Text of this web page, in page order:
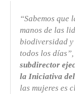
“Sabemos que
manos de las
biodiversidad
todos los
subdirector
la Iniciativa
las mujeres es